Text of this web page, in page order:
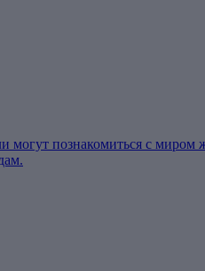
могут познакомиться с